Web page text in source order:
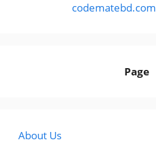
codematebd.com
Page
About Us